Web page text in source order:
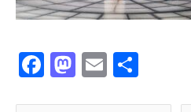
Facebook
Mastodon
Email